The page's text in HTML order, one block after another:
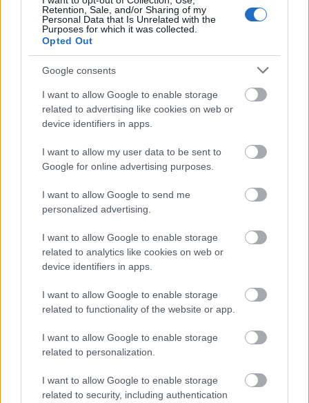
Retention, Sale, and/or Sharing of my
Personal Data that Is Unrelated with the
Purposes for which it was collected.
Opted Out
Google consents
I want to allow Google to enable storage
related to advertising like cookies on web or
device identifiers in apps.
I want to allow my user data to be sent to
Google for online advertising purposes.
I want to allow Google to send me
personalized advertising.
I want to allow Google to enable storage
related to analytics like cookies on web or
device identifiers in apps.
I want to allow Google to enable storage
related to functionality of the website or app.
I want to allow Google to enable storage
related to personalization.
I want to allow Google to enable storage
related to security, including authentication
Hét egyszerű szokás, amivel energiát
HÍREK 2 órája
Körkép: így csökkentették a bankok a
személyi hitelek kamatait
HÍREK 3 órája